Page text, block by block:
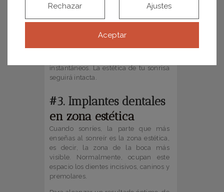
Sobre él en algunos casos se puede
una corona provisional)
Cuando se lleva a cabo este
procedimiento no notarás la ausencia
instantáneos. La estética de tu sonrisa
seguirá intacta.
#3. Implantes dentales
en zona estética
Cuando sonríes, la parte que más
enseñas al sonreír es la zona estética,
es decir, la zona de la boca más
visible. Normalmente, ocupan este
espacio los dientes incisivos, caninos y
premolares.
Aceptar
Rechazar Ajustes